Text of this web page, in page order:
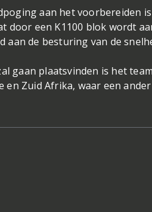
aan het voorbereiden
door een K1100 blok wordt
aan de besturing van de
gaan plaatsvinden is het
en Zuid Afrika, waar een